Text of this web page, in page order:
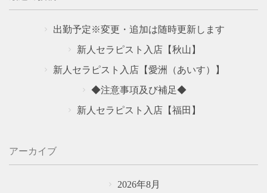
出勤予定※変更・追加は随時更新します
新人セラピスト入店【秋山】
新人セラピスト入店【愛洲（あいす）】
◆注意事項及び補足◆
新人セラピスト入店【福田】
アーカイブ
2026年8月